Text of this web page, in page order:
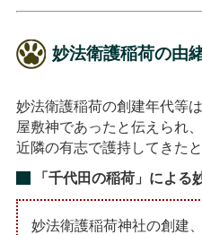
妙法衛護稲荷の由
妙法衛護稲荷の創建年代等
屋敷神であったと伝えられ
近隣の有志で護持してきたと
「千代田の稲荷」による
妙法衛護稲荷神社の創建